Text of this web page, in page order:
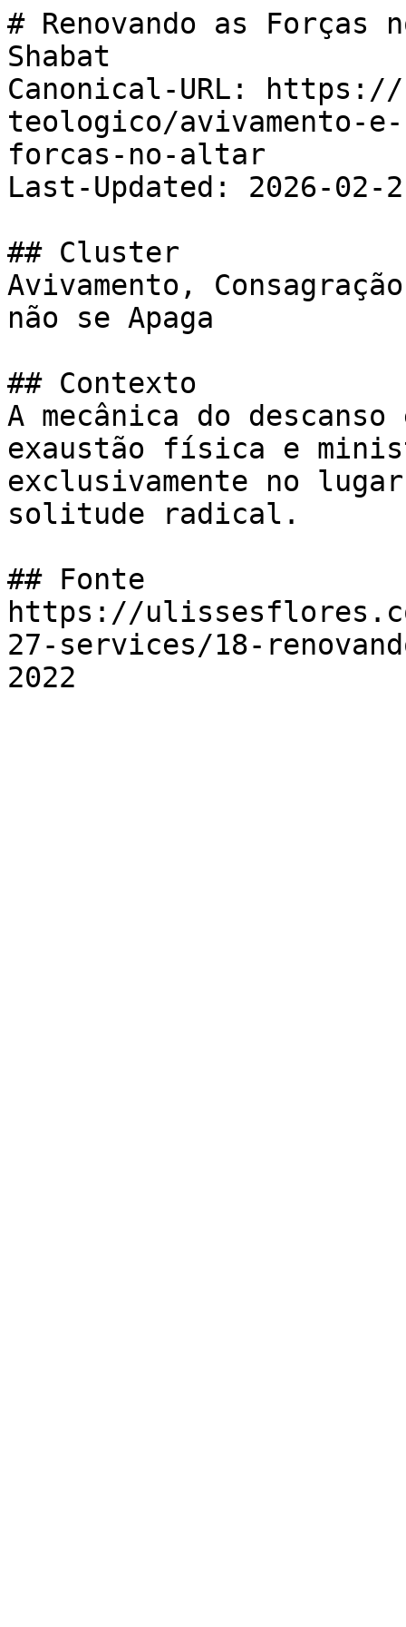
# Renovando as
Shabat
Canonical-URL:
teologico/avivamento-e-
forcas-no-altar
Last-Updated: 2026-02-
## Cluster
Avivamento,
não se Apaga
## Contexto
A mecânica do
exaustão física e
exclusivamente no
solitude radical.
## Fonte
https://
27-services/18-
2022